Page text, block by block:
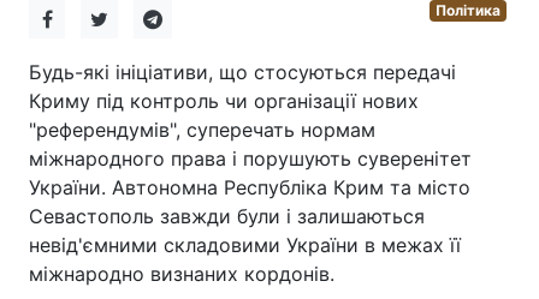
Політика
Будь-які ініціативи, що стосуються передачі
Криму під контроль чи організації нових
"референдумів", суперечать нормам
міжнародного права і порушують суверенітет
України. Автономна Республіка Крим та місто
Севастополь завжди були і залишаються
невід'ємними складовими України в межах її
міжнародно визнаних кордонів.